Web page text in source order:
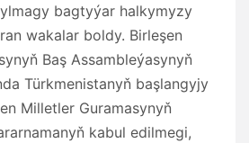
bagtyýar halkymyzy
wakalar boldy. Birleşen
Baş Assambleýasynyň
Türkmenistanyň başlangyjy
Milletler Guramasynyň
kabul edilmegi,